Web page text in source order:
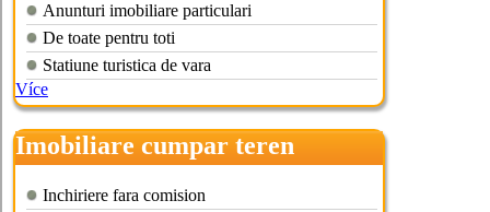
Anunturi imobiliare particulari
De toate pentru toti
Statiune turistica de vara
Více
Imobiliare cumpar teren
Inchiriere fara comision